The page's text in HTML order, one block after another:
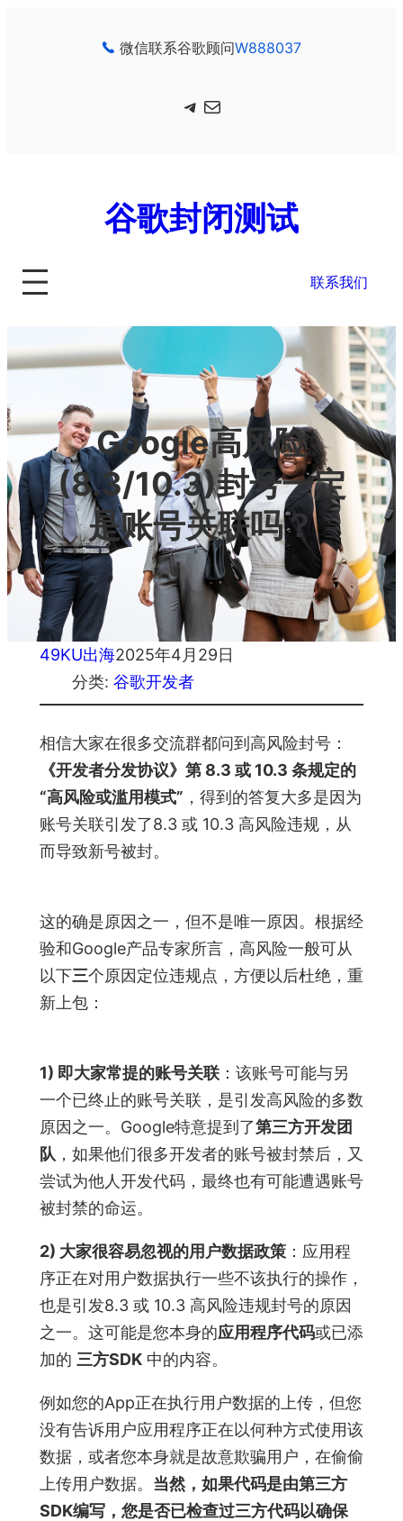
微信联系谷歌顾问W888037
Telegram 电子邮件
谷歌封闭测试
联系我们
Google高风险
(8.3/10.3)封号一定
是账号关联吗？
49KU出海2025年4月29日
分类: 谷歌开发者
相信大家在很多交流群都问到高风险封号：
《开发者分发协议》第 8.3 或 10.3 条规定的
“高风险或滥用模式” ，得到的答复大多是因为
账号关联引发了8.3 或 10.3 高风险违规，从
而导致新号被封。
这的确是原因之一，但不是唯一原因。根据经
验和Google产品专家所言，高风险一般可从
以下三个原因定位违规点，方便以后杜绝，重
新上包：
1) 即大家常提的账号关联 ：该账号可能与另
一个已终止的账号关联，是引发高风险的多数
原因之一。Google特意提到了第三方开发团
队 ，如果他们很多开发者的账号被封禁后，又
尝试为他人开发代码，最终也有可能遭遇账号
被封禁的命运。
2) 大家很容易忽视的用户数据政策 ：应用程
序正在对用户数据执行一些不该执行的操作，
也是引发8.3 或 10.3 高风险违规封号的原因
之一。这可能是您本身的应用程序代码或已添
加的 三方SDK 中的内容。
例如您的App正在执行用户数据的上传，但您
没有告诉用户应用程序正在以何种方式使用该
数据，或者您本身就是故意欺骗用户，在偷偷
上传用户数据。 当然，如果代码是由第三方
SDK编写，您是否已检查过三方代码以确保